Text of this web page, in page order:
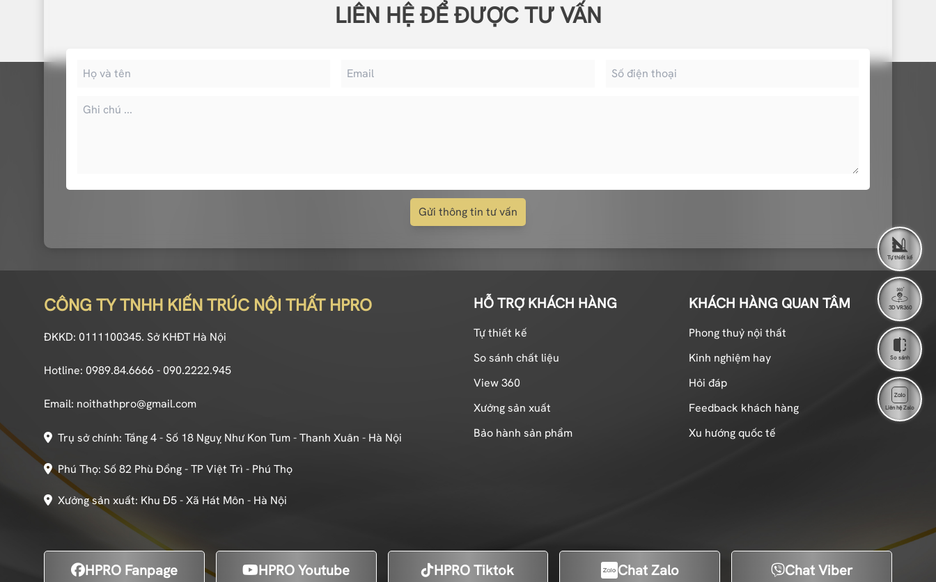
LIÊN HỆ ĐỂ ĐƯỢC TƯ VẤN
Gửi thông tin tư vấn
CÔNG TY TNHH KIẾN TRÚC NỘI THẤT HPRO
ĐKKD: 0111100345. Sở KHĐT Hà Nội
Hotline: 0989.84.6666 - 090.2222.945
Email: noithathpro@gmail.com
Trụ sở chính: Tầng 4 - Số 18 Nguỵ Như Kon Tum - Thanh Xuân - Hà Nội
Phú Thọ: Số 82 Phù Đổng - TP Việt Trì - Phú Thọ
Xưởng sản xuất: Khu Đ5 - Xã Hát Môn - Hà Nội
HỖ TRỢ KHÁCH HÀNG
Tự thiết kế
So sánh chất liệu
View 360
Xưởng sản xuất
Bảo hành sản phẩm
KHÁCH HÀNG QUAN TÂM
Phong thuỷ nội thất
Kinh nghiệm hay
Hỏi đáp
Feedback khách hàng
Xu hướng quốc tế
HPRO Fanpage HPRO Youtube HPRO Tiktok Chat Zalo Chat Viber
Tự thiết kế
3D VR360
So sánh
Liên hệ Zalo